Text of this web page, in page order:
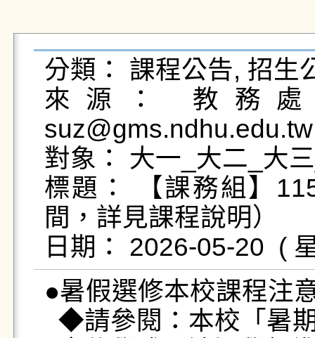
分類： 課程公告, 招生
來源： 教務
對象： 大一_大二_大
標題： 【課務組】
間，詳見課程說明）
●暑假選修本校課程注